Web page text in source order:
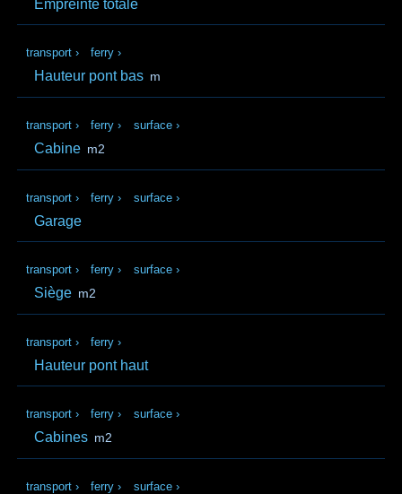
Empreinte totale
transport › ferry ›
Hauteur pont bas m
transport › ferry › surface ›
Cabine m2
transport › ferry › surface ›
Garage
transport › ferry › surface ›
Siège m2
transport › ferry ›
Hauteur pont haut
transport › ferry › surface ›
Cabines m2
transport › ferry › surface ›